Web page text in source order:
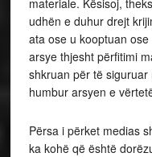
materiale. Kësisoj,
udhën e duhur drejt
ata ose u kooptuan
arsye thjesht përfitimi
shkruan për të
humbur arsyen e
Përsa i përket medias
ka kohë që është